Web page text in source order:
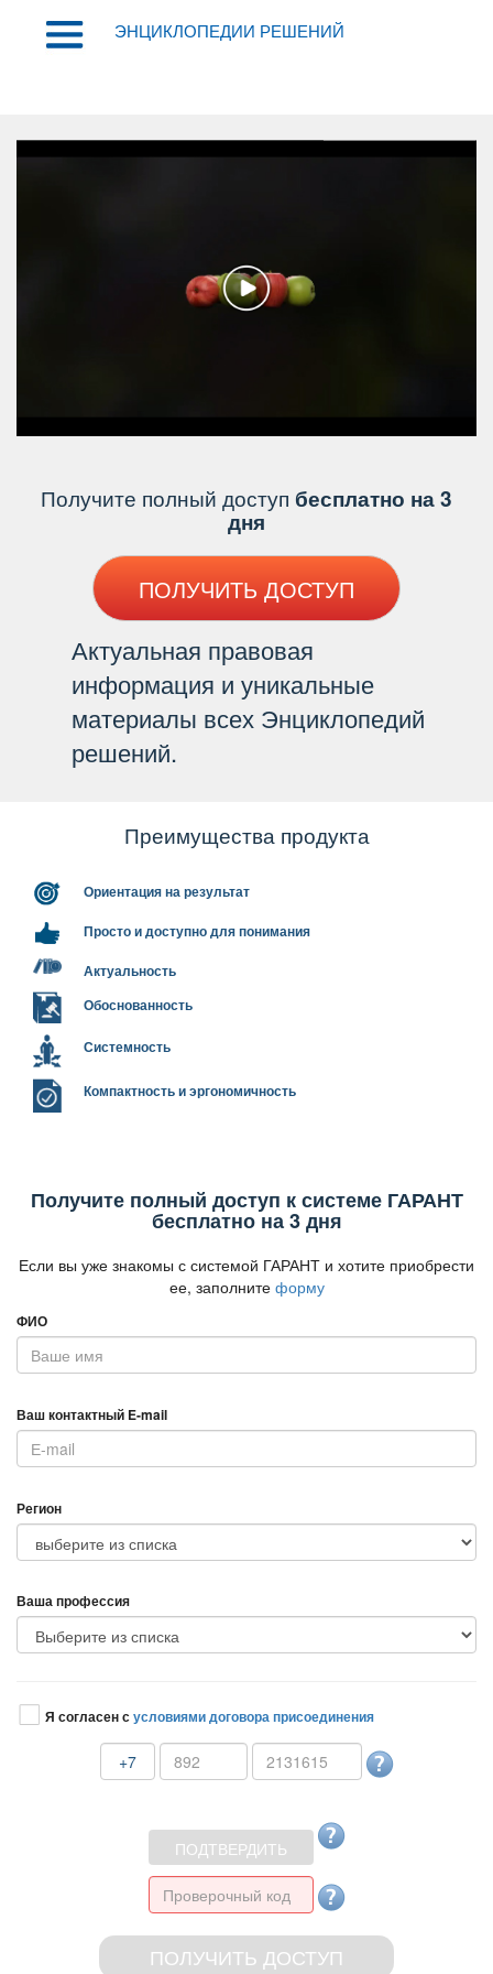
ЭНЦИКЛОПЕДИИ РЕШЕНИЙ
Получите полный доступ есплатно на 3
дня
ПОЛУЧИТЬ ДОСТУП
Актуальная правовая
информация и уникальные
материалы всех Энциклопедий
решений.
Преимущества продукта
Ориентация на результат
Просто и доступно для понимания
Актуальность
Обоснованность
Системность
Компактность и эргономичность
Получите полный доступ к системе ГАРАНТ
есплатно на 3 дня
Если вы уже знакомы с системой ГАРАНТ и хотите приобрести
ее, заполните форму
ФИО
аш контактный E-mail
Регион
аша профессия
Я согласен сусловиями договора присоединения
+7